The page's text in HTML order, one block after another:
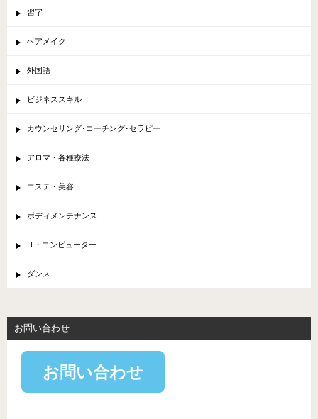
習字
ヘアメイク
外国語
ビジネススキル
カウンセリング･コーチング･セラピー
アロマ・各種療法
エステ・美容
ボディメンテナンス
IT・コンピューター
ダンス
お問い合わせ
お問い合わせ